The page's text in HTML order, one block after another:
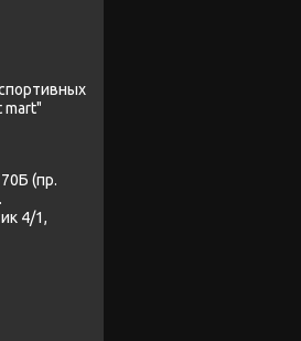
mart"
(пр.
4/1,